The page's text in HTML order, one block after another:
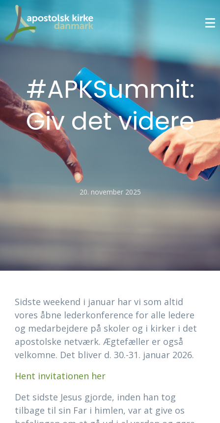
#APKSummit:
Giv det videre
20. november 2025
Sidste weekend i januar har vi som altid
vores åbne lederkonference for alle ledere
og medarbejdere på skoler og i kirker i det
apostolske netværk. Ægtefæller er også
velkomne. Det bliver d. 30.-31. januar 2026.
Hent invitationen her
Det sidste Jesus gjorde, inden han tog
tilbage til sin Far i himlen, var at give os